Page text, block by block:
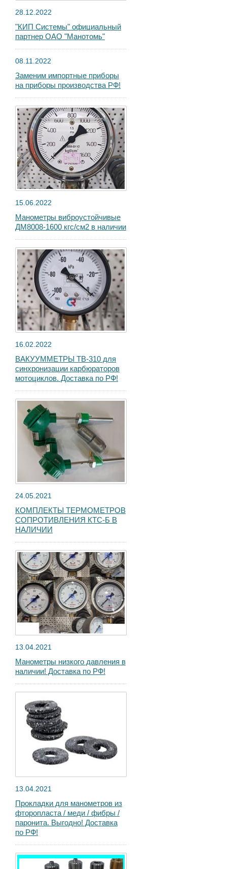
28.12.2022
"КИП Системы" официальный
партнер ОАО "Манотомь"
08.11.2022
Заменим импортные приборы
на приборы производства РФ!
15.06.2022
Манометры виброустойчивые
ДМ8008-1600 кгс/см2 в наличии
16.02.2022
ВАКУУММЕТРЫ ТВ-310 для
синхронизации карбюраторов
мотоциклов. Доставка по РФ!
24.05.2021
КОМПЛЕКТЫ ТЕРМОМЕТРОВ
СОПРОТИВЛЕНИЯ КТС-Б В
НАЛИЧИИ
13.04.2021
Манометры низкого давления в
наличии! Доставка по РФ!
13.04.2021
Прокладки для манометров из
фторопласта / меди / фибры /
паронита. Выгодно! Доставка
по РФ!